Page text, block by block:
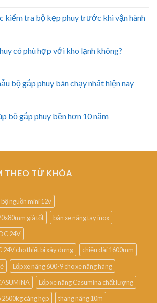
kiểm tra bộ kẹp phuy trước khi vận hành
có phù hợp với kho lạnh không?
bộ gắp phuy bán chạy nhất hiện nay
bộ gắp phuy bền hơn 10 năm
THEO TỪ KHÓA
nguồn mini 12v
giá tốt
bán xe nâng tay inox
24V
24V cho thiết bị xây dựng
chiều dài 1600mm
Lốp xe nâng 600-9 cho xe nâng hàng
Lốp xe nâng Casumina chất lượng
càng hẹp
thang nâng 10m